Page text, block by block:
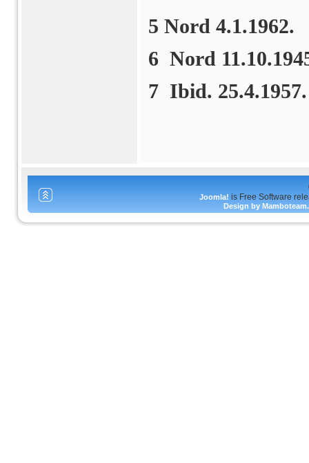
5 Nord 4.1.1962.
6 Nord
7 Ibid. 25.4.1957.
Joomla! is Free Software
Design by